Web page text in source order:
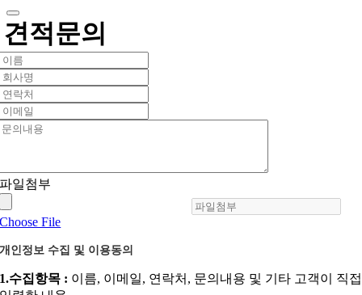
견적문의
파일첨부
Choose File
개인정보 수집 및 이용동의
1.수집항목 : 이름, 이메일, 연락처, 문의내용 및 기타 고객이 직접